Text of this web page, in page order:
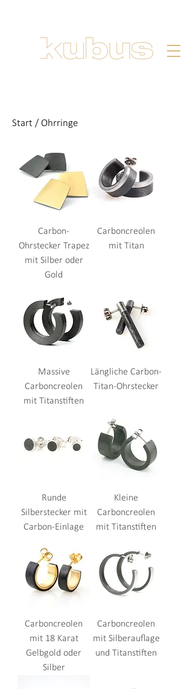
Carbon-
Ohrstecker Trapez
mit Silber oder
Gold
Carboncreolen
mit Titan
Massive
Carboncreolen
mit Titanstiften
Längliche Carbon-
Titan-Ohrstecker
Runde
Silberstecker mit
Carbon-Einlage
Kleine
Carboncreolen
mit Titanstiften
Carboncreolen
mit 18 Karat
Gelbgold oder
Silber
Carboncreolen
mit Silberauflage
und Titanstiften
Start / Ohrringe